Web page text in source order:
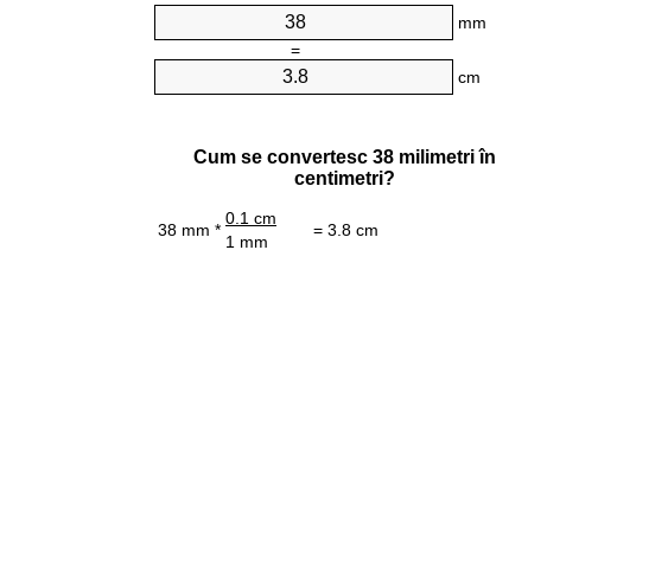
mm
=
cm
Cum se convertesc 38 milimetri în
centimetri?
38 mm *
0.1 cm
= 3.8 cm
1 mm